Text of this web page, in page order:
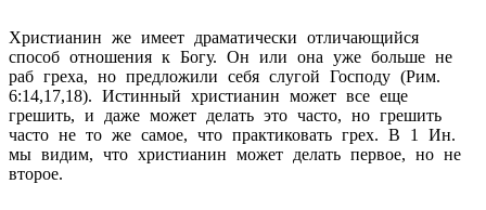
Христианин же имеет драматически отличающийся
способ отношения к Богу. Он или она уже больше не
раб греха, но предложили себя слугой Господу (Рим.
6:14,17,18). Истинный христианин может все еще
грешить, и даже может делать это часто, но грешить
часто не то же самое, что практиковать грех. В 1 Ин.
мы видим, что христианин может делать первое, но не
второе.